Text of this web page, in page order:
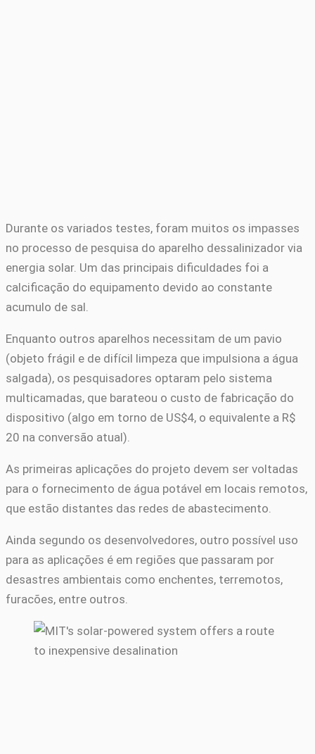
Durante os variados testes, foram muitos os impasses
no processo de pesquisa do aparelho dessalinizador via
energia solar. Um das principais dificuldades foi a
calcificação do equipamento devido ao constante
acumulo de sal.
Enquanto outros aparelhos necessitam de um pavio
(objeto frágil e de difícil limpeza que impulsiona a água
salgada), os pesquisadores optaram pelo sistema
multicamadas, que barateou o custo de fabricação do
dispositivo (algo em torno de US$4, o equivalente a R$
20 na conversão atual).
As primeiras aplicações do projeto devem ser voltadas
para o fornecimento de água potável em locais remotos,
que estão distantes das redes de abastecimento.
Ainda segundo os desenvolvedores, outro possível uso
para as aplicações é em regiões que passaram por
desastres ambientais como enchentes, terremotos,
furacões, entre outros.